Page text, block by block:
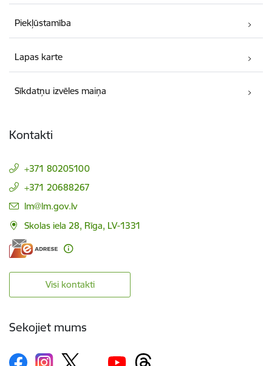
Piekļūstamība
Lapas karte
Sīkdatņu izvēles maiņa
Kontakti
+371 80205100
+371 20688267
E-pasts:
lm@lm.gov.lv
Skolas iela 28, Rīga, LV-1331
Visi kontakti
Sekojiet mums